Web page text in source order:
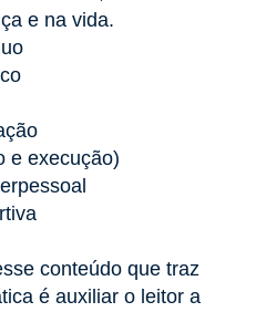
e na vida.
e execução)
conteúdo que traz
é auxiliar o leitor a